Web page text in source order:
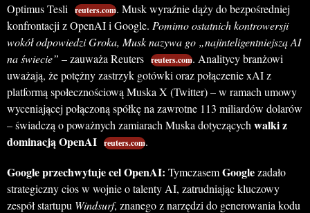
Optimus Tesli
reuters.com. Musk wyraźnie dąży do bezpośredniej
konfrontacji z OpenAI i Google. Pomimo ostatnich kontrowersji
wokół odpowiedzi Groka, Musk nazywa go „najinteligentniejszą AI
na świecie” – zauważa Reuters reuters.com. Analitycy branżowi
uważają, że potężny zastrzyk gotówki oraz połączenie xAI z
platformą społecznościową Muska X (Twitter) – w ramach umowy
wyceniającej połączoną spółkę na zawrotne 113 miliardów dolarów
– świadczą o poważnych zamiarach Muska dotyczących walki z
dominacją OpenAI reuters.com.
Google przechwytuje cel OpenAI: TymczasemGooglezadało
strategiczny cios w wojnie o talenty AI, zatrudniając kluczowy
zespół startupu Windsurf, znanego z narzędzi do generowania kodu